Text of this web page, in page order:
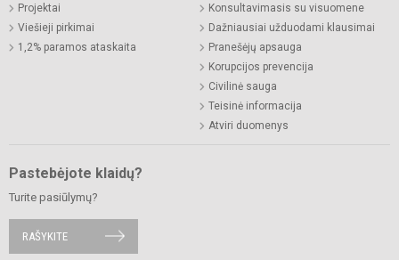
Projektai
Viešieji pirkimai
1,2% paramos ataskaita
Konsultavimasis su visuomene
Dažniausiai užduodami klausimai
Pranešėjų apsauga
Korupcijos prevencija
Civilinė sauga
Teisinė informacija
Atviri duomenys
Pastebėjote klaidų?
Turite pasiūlymų?
RAŠYKITE